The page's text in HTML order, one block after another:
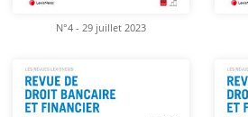
N°4 - 29 juillet 2023